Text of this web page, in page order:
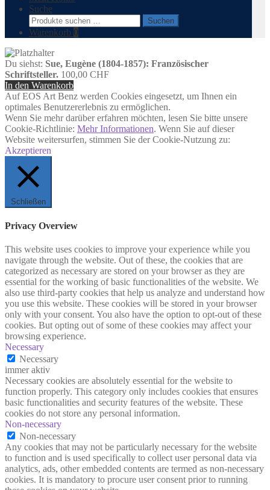
Suche
Suchen
nach:
Suchen
Warenkorb 0
Du siehst: Sue, Eugène (1804-1857): Französischer
Schriftsteller. 100,00 CHF
In den Warenkorb
Auf EOS Art Benz werden Cookies eingesetzt, um Ihnen ein
optimales Benutzererlebnis zu ermöglichen.
Wenn Sie mehr darüber erfahren möchten, lesen Sie bitte unsere
Cookie-Richtlinie: Mehr Informationen. Wenn Sie auf dieser
Website weitersurfen, stimmen Sie der Cookie-Nutzung zu:
Akzeptieren
Schließen
Privacy Overview
This website uses cookies to improve your experience while you
navigate through the website. Out of these, the cookies that are
categorized as necessary are stored on your browser as they are
essential for the working of basic functionalities of the website. We
also use third-party cookies that help us analyze and understand how
you use this website. These cookies will be stored in your browser
only with your consent. You also have the option to opt-out of these
cookies. But opting out of some of these cookies may affect your
browsing experience.
Necessary
Necessary
immer aktiv
Necessary cookies are absolutely essential for the website to
function properly. This category only includes cookies that ensures
basic functionalities and security features of the website. These
cookies do not store any personal information.
Non-necessary
Non-necessary
Any cookies that may not be particularly necessary for the website
to function and is used specifically to collect user personal data via
analytics, ads, other embedded contents are termed as non-necessary
cookies. It is mandatory to procure user consent prior to running